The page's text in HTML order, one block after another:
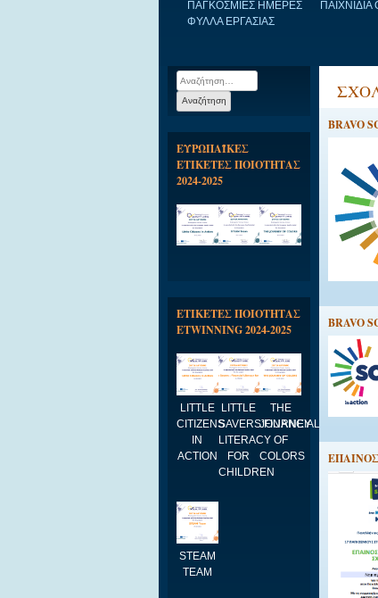
ΠΑΓΚΟΣΜΙΕΣ ΗΜΕΡΕΣ
ΠΑΙΧΝΙΔΙΑ
ΦΥΛΛΑ ΕΡΓΑΣΙΑΣ
BRAVO
BRAVO
EΠΑΙΝΟΣ
Αναζήτηση
για:
ΕΥΡΩΠΑΪΚΕΣ
ΕΤΙΚΕΤΕΣ ΠΟΙΟΤΗΤΑΣ
2024-2025
ΕΤΙΚΕΤΕΣ ΠΟΙΟΤΗΤΑΣ
ETWINNING 2024-2025
LITTLE
CITIZENS
IN
ACTION
LITTLE
SAVERS:FINANCIAL
LITERACY
FOR
CHILDREN
THE
JOURNEY
OF
COLORS
STEAM
TEAM